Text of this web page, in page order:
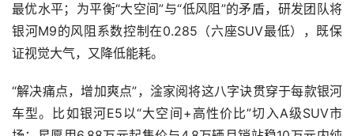
最优水平；为平衡“大空间”与“低风阻”的矛盾，研发团队将
银河M9的风阻系数控制在0.285（六座SUV最低），既保
证视觉大气，又降低能耗。
“解决痛点，增加爽点”，淦家阅将这八字诀贯穿于每款银河
车型。比如银河E5以“大空间+高性价比”切入A级SUV市